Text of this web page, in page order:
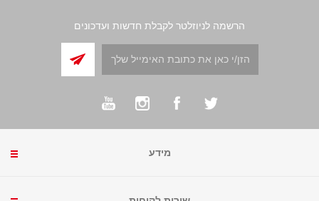
הרשמה לניוזלטר לקבלת חדשות ועדכונים
מידע